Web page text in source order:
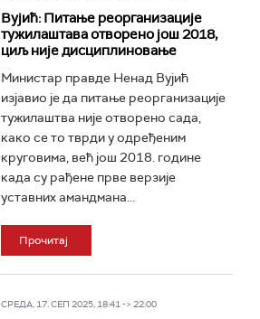
Вујић: Питање реорганизације
тужилаштава отворено још 2018,
циљ није дисциплиновање
Министар правде Ненад Вујић
изјавио је да питање реорганизације
тужилаштва није отворено сада,
како се то тврди у одређеним
круговима, већ још 2018. године
када су рађене прве верзије
уставних амандмана...
Прочитај
СРЕДА, 17. СЕП 2025, 18:41 -> 22:00